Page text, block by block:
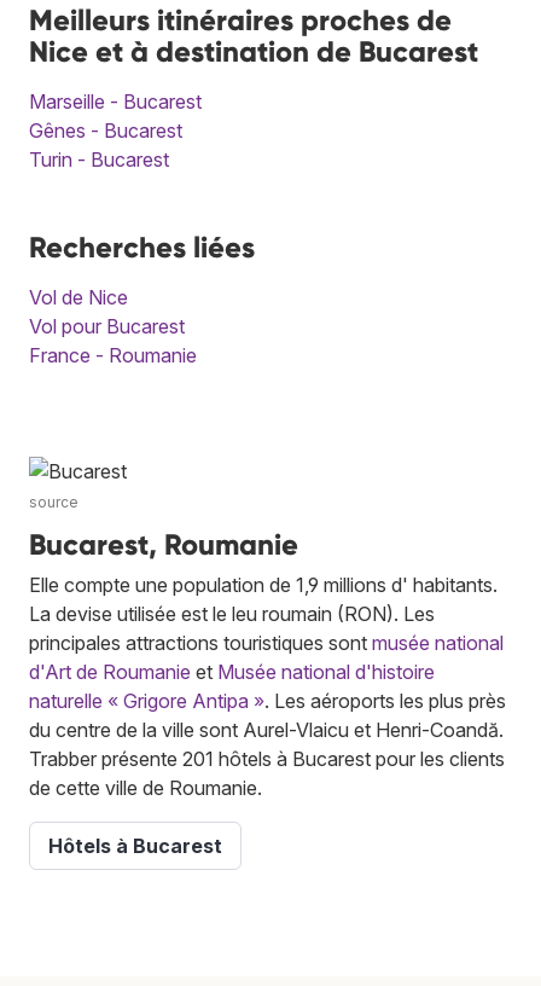
Meilleurs itinéraires proches de
Nice et à destination de Bucarest
Marseille - Bucarest
Gênes - Bucarest
Turin - Bucarest
Recherches liées
Vol de Nice
Vol pour Bucarest
France - Roumanie
source
Bucarest, Roumanie
Elle compte une population de 1,9 millions d' habitants.
La devise utilisée est le leu roumain (RON). Les
principales attractions touristiques sont musée national
d'Art de Roumanie et Musée national d'histoire
naturelle « Grigore Antipa ». Les aéroports les plus près
du centre de la ville sont Aurel-Vlaicu et Henri-Coandă.
Trabber présente 201 hôtels à Bucarest pour les clients
de cette ville de Roumanie.
Hôtels à Bucarest